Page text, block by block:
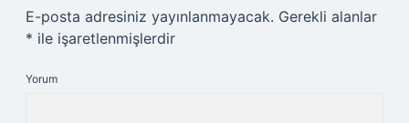
E-posta adresiniz yayınlanmayacak. Gerekli alanlar
* ile işaretlenmişlerdir
Yorum